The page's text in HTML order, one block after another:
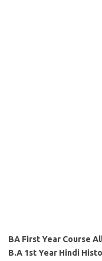
BA First Year Course
B.A 1st Year Hindi